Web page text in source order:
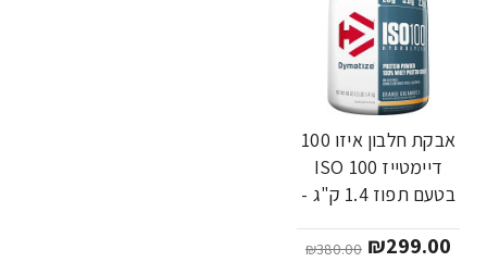
-21%
אבקת חלבון איזו 100
דיימטייז ISO 100
בטעם תפוז 1.4 ק"ג -
Nutrition
₪299.00
₪380.00